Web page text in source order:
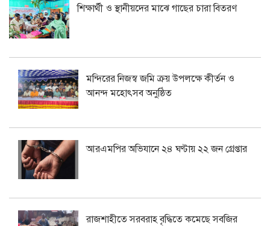
শিক্ষার্থী ও স্থানীয়দের মাঝে গাছের চারা বিতরণ
মন্দিরের নিজস্ব জমি ক্রয় উপলক্ষে কীর্তন ও
আনন্দ মহোৎসব অনুষ্ঠিত
আরএমপির অভিযানে ২৪ ঘণ্টায় ২২ জন গ্রেপ্তার
রাজশাহীতে সরবরাহ বৃদ্ধিতে কমেছে সবজির